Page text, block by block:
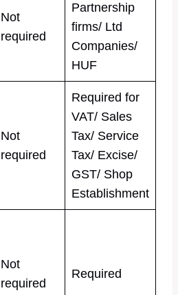
Not
required
Partnership
firms/ Ltd
Companies/
HUF
Not
required
Required for
VAT/ Sales
Tax/ Service
Tax/ Excise/
GST/ Shop
Establishment
Not
required
Required